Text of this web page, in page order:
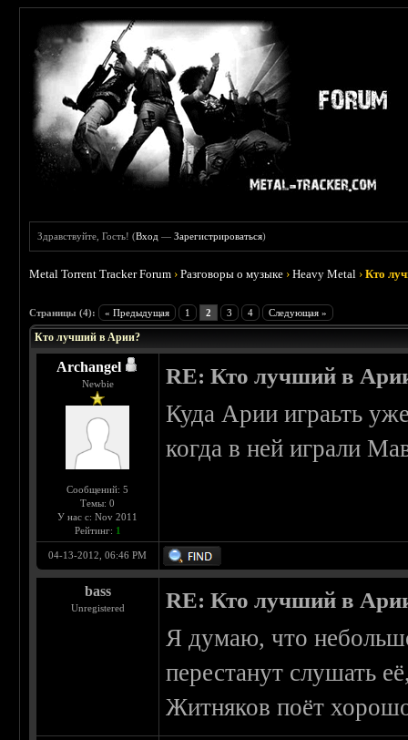
Здравствуйте, Гость! (Вход —Зарегистрироваться)
Metal Torrent Tracker Forum ›Разговоры о музыке ›Heavy Metal ›Кто
Страницы (4): « Предыдущая 1 2 3 4 Следующая »
Кто лучший в Арии?
Archangel
Newbie
Сообщений: 5
Темы: 0
У нас с: Nov 2011
Рейтинг: 1
RE: Кто лучший в
Куда Арии играьть
когда в ней играли
04-13-2012, 06:46 PM
bass
Unregistered RE: Кто лучший в
Я думаю, что
перестанут слушать
Житняков поёт